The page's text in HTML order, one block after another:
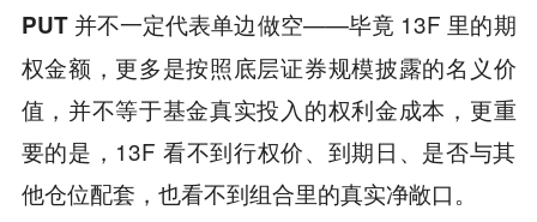
PUT 并不一定代表单边做空——毕竟 13F 里的期
权金额，更多是按照底层证券规模披露的名义价
值，并不等于基金真实投入的权利金成本，更重
要的是，13F 看不到行权价、到期日、是否与其
他仓位配套，也看不到组合里的真实净敞口。